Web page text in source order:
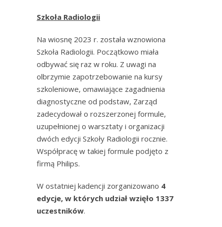
Szkoła Radiologii
Na wiosnę 2023 r. została wznowiona
Szkoła Radiologii. Początkowo miała
odbywać się raz w roku. Z uwagi na
olbrzymie zapotrzebowanie na kursy
szkoleniowe, omawiające zagadnienia
diagnostyczne od podstaw, Zarząd
zadecydował o rozszerzonej formule,
uzupełnionej o warsztaty i organizacji
dwóch edycji Szkoły Radiologii rocznie.
Współpracę w takiej formule podjęto z
firmą Philips.
W ostatniej kadencji zorganizowano 4
edycje, w których udział wzięło 1337
uczestników.